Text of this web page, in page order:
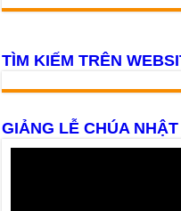
TÌM KIẾM TRÊN
GIẢNG LỄ CHÚA